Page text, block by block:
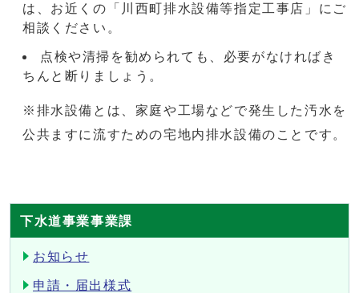
は、お近くの「川西町排水設備等指定工事店」にご
相談ください。
点検や清掃を勧められても、必要がなければき
ちんと断りましょう。
※排水設備とは、家庭や工場などで発生した汚水を
公共ますに流すための宅地内排水設備のことです。
下水道事業事業課
お知らせ
申請・届出様式